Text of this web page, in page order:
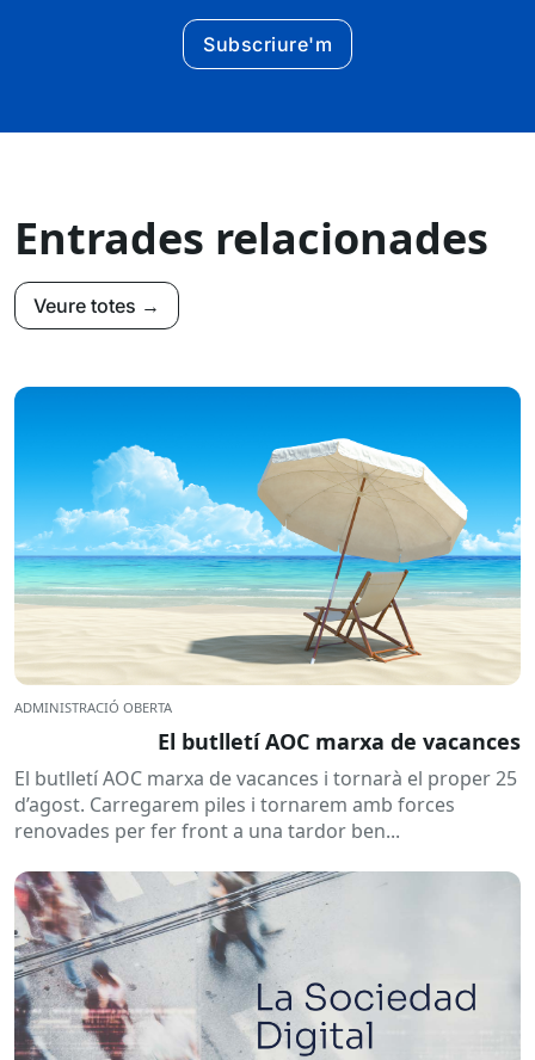
Subscriure'm
Entrades relacionades
Veure totes →
ADMINISTRACIÓ OBERTA
El butlletí AOC marxa de vacances
El butlletí AOC marxa de vacances i tornarà el proper 25
d’agost. Carregarem piles i tornarem amb forces
renovades per fer front a una tardor ben...